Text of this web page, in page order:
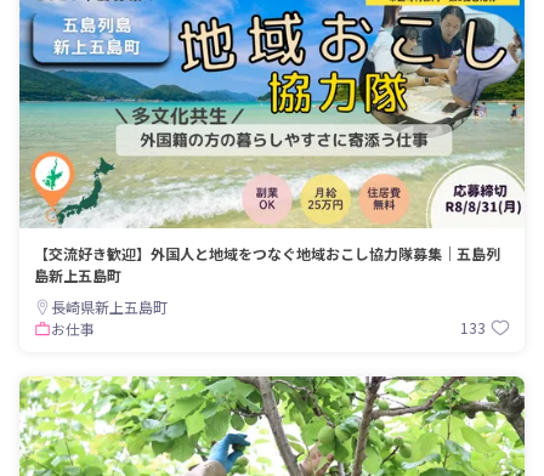
【交流好き歓迎】外国人と地域をつなぐ地域おこし協力隊募集｜五島列
島新上五島町
長崎県新上五島町
お仕事
133